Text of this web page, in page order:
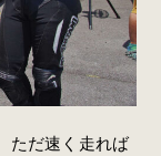
ただ速く走れば